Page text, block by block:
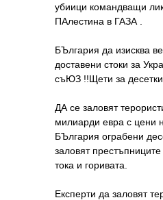
убиици командващи
ПАлестина в ГАЗА .
БЪлгария да изисква
доставени стоки за
съЮЗ !!Щети за
ДА се заловят
милиарди евра с цени
БЪлгария ограбени
заловят
тока и горивата.
Експерти да заловят